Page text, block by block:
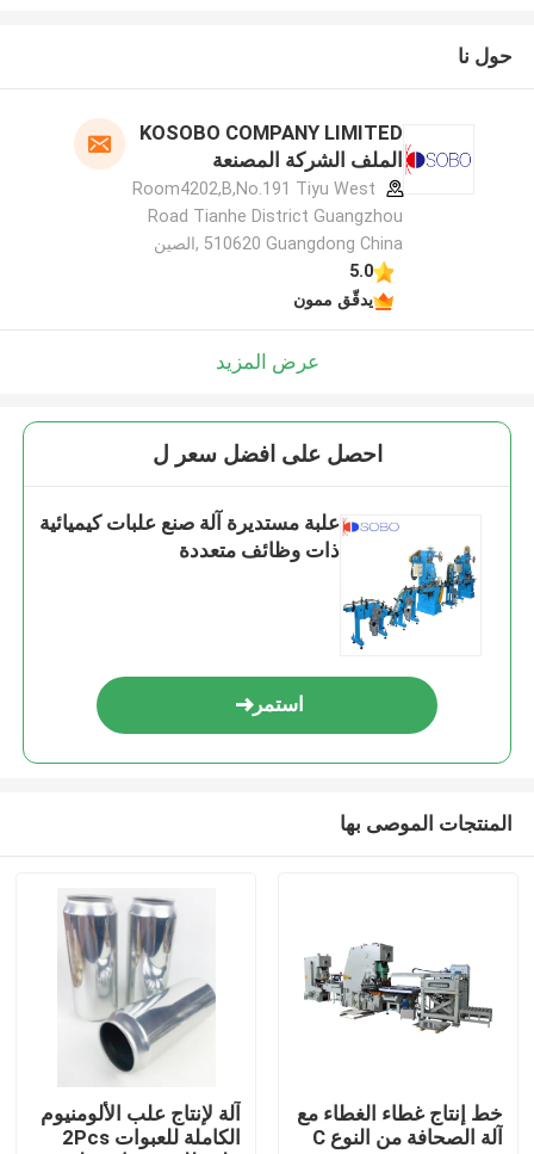
حول نا
KOSOBO COMPANY LIMITED
الملف الشركة المصنعة
Room4202,B,No.191 Tiyu West
Road Tianhe District Guangzhou
510620 Guangdong China ,الصين
5.0
يدقّق ممون
عرض المزيد
احصل على افضل سعر ل
علبة مستديرة آلة صنع علبات كيميائية
ذات وظائف متعددة
استمر
المنتجات الموصى بها
خط إنتاج غطاء الغطاء مع
آلة الصحافة من النوع C
آلة لإنتاج علب الألومنيوم
الكاملة للعبوات 2Pcs